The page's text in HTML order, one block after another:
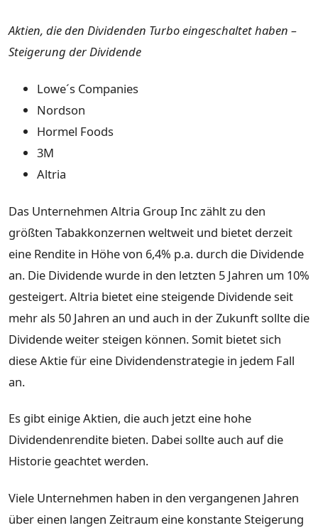
Aktien, die den Dividenden Turbo eingeschaltet haben –
Steigerung der Dividende
Lowe´s Companies
Nordson
Hormel Foods
3M
Altria
Das Unternehmen Altria Group Inc zählt zu den
größten Tabakkonzernen weltweit und bietet derzeit
eine Rendite in Höhe von 6,4% p.a. durch die Dividende
an. Die Dividende wurde in den letzten 5 Jahren um 10%
gesteigert. Altria bietet eine steigende Dividende seit
mehr als 50 Jahren an und auch in der Zukunft sollte die
Dividende weiter steigen können. Somit bietet sich
diese Aktie für eine Dividendenstrategie in jedem Fall
an.
Es gibt einige Aktien, die auch jetzt eine hohe
Dividendenrendite bieten. Dabei sollte auch auf die
Historie geachtet werden.
Viele Unternehmen haben in den vergangenen Jahren
über einen langen Zeitraum eine konstante Steigerung